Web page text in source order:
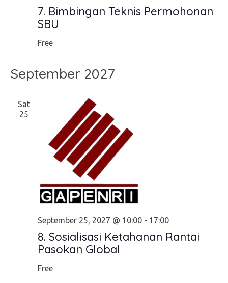
7. Bimbingan Teknis Permohonan
SBU
Free
September 2027
Sat
25
8. Sosialisasi Ketahanan Rantai
Pasokan Global
September 25, 2027 @ 10:00- 17:00
Free